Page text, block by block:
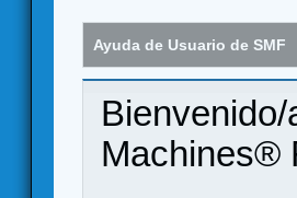
Ayuda de Usuario de SMF
Machines®